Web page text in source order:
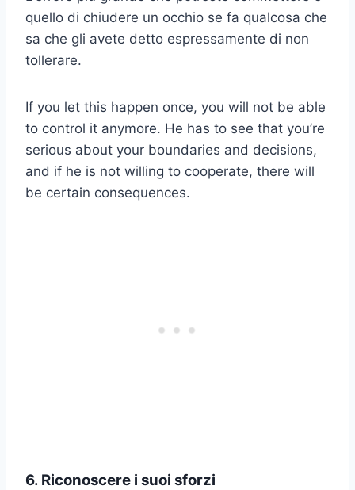
quello di chiudere un occhio se fa qualcosa che
sa che gli avete detto espressamente di non
tollerare.
If you let this happen once, you will not be able
to control it anymore. He has to see that you’re
serious about your boundaries and decisions,
and if he is not willing to cooperate, there will
be certain consequences.
6. Riconoscere i suoi sforzi